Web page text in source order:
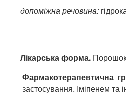
допоміжна речовина:
Лікарська форма. Порошок
Фармакотерапевтична
застосування. Іміпенем та